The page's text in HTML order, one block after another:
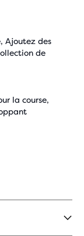
Ajoutez des
de
la course,